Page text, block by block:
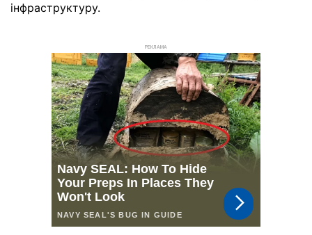
інфраструктуру.
РЕКЛАМА